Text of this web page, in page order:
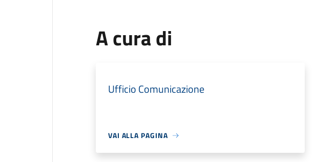
A cura di
Ufficio Comunicazione
VAI ALLA PAGINA